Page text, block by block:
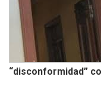
“disconformidad”